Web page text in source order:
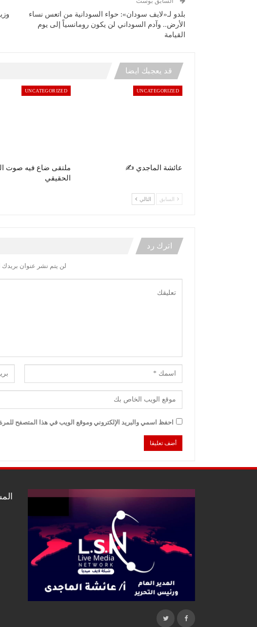
بلدو لـ«لايف سودان»: حواء السودانية من اتعس نساء
الأرض.. وآدم السوداني لن يكون رومانسياً إلى يوم
القيامة
قد يعجبك ايضا
UNCATEGORIZED
عائشة الماجدي ✍️
UNCATEGORIZED
ملتقى ضاع فيه صوت
الحقيقي
السابق التالي
اترك رد
لن يتم نشر عنوان بريدك
احفظ اسمي والبريد الإلكتروني وموقع الويب في هذا المتصفح للمرة